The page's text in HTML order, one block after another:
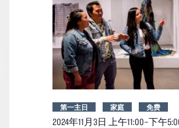
2024年11月3日 上午11:00–下午
第一主日 家庭 免费